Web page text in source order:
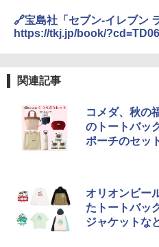
🔗宝島社「セブン-イレブン
https://tkj.jp/book/
関連記事
コメダ、秋の
のトートバッ
ポーチのセッ
オリオンビー
たトートバッ
ジャケットな